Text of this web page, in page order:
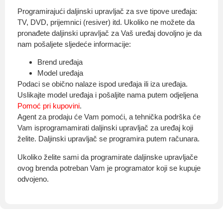
Programirajući daljinski upravljač za sve tipove uređaja:
TV, DVD, prijemnici (resiver) itd. Ukoliko ne možete da
pronađete daljinski upravljač za Vaš uređaj dovoljno je da
nam pošaljete sljedeće informacije:
Brend uređaja
Model uređaja
Podaci se obično nalaze ispod uređaja ili iza uređaja.
Uslikajte model uređaja i pošaljite nama putem odjeljena
Pomoć pri kupovini.
Agent za prodaju će Vam pomoći, a tehnička podrška će
Vam isprogramamirati daljinski upravljač za uređaj koji
želite. Daljinski upravljač se programira putem računara.
Ukoliko želite sami da programirate daljinske upravljače
ovog brenda potreban Vam je programator koji se kupuje
odvojeno.
O nama
Privatnost kupca
Uvjeti i odredbe